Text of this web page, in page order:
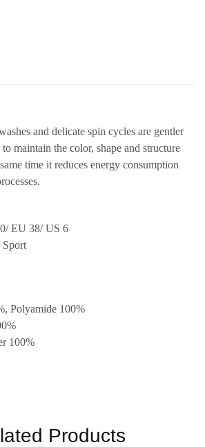
and delicate spin cycles are gentler
maintain the color, shape and structure
time it reduces energy consumption
EU 38/ US 6
Sport
Polyamide 100%
100%
Products